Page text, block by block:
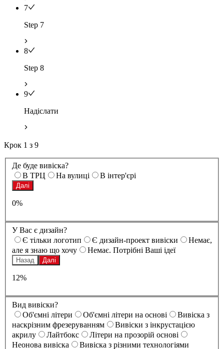
7
Step 7
8
Step 8
9
Надіслати
Крок 1 з 9
Де буде вивіска?
В ТРЦ
На вулиці В інтер'єрі
Далі
0%
У Вас є дизайн?
Є тільки логотип
Є дизайн-проект вивіски
Немає,
але я знаю що хочу
Немає. Потрібні Ваші ідеї
Назад Далі
12%
Вид вивіски?
Oб'ємні літери
Oб'ємні літери на основі
Вивіска з
наскрізним фрезеруванням
Вивіски з інкрустацією
акрилу
Лайтбокс
Літери на прозорій основі
Неонова вивіска
Вивіска з різними технологіями